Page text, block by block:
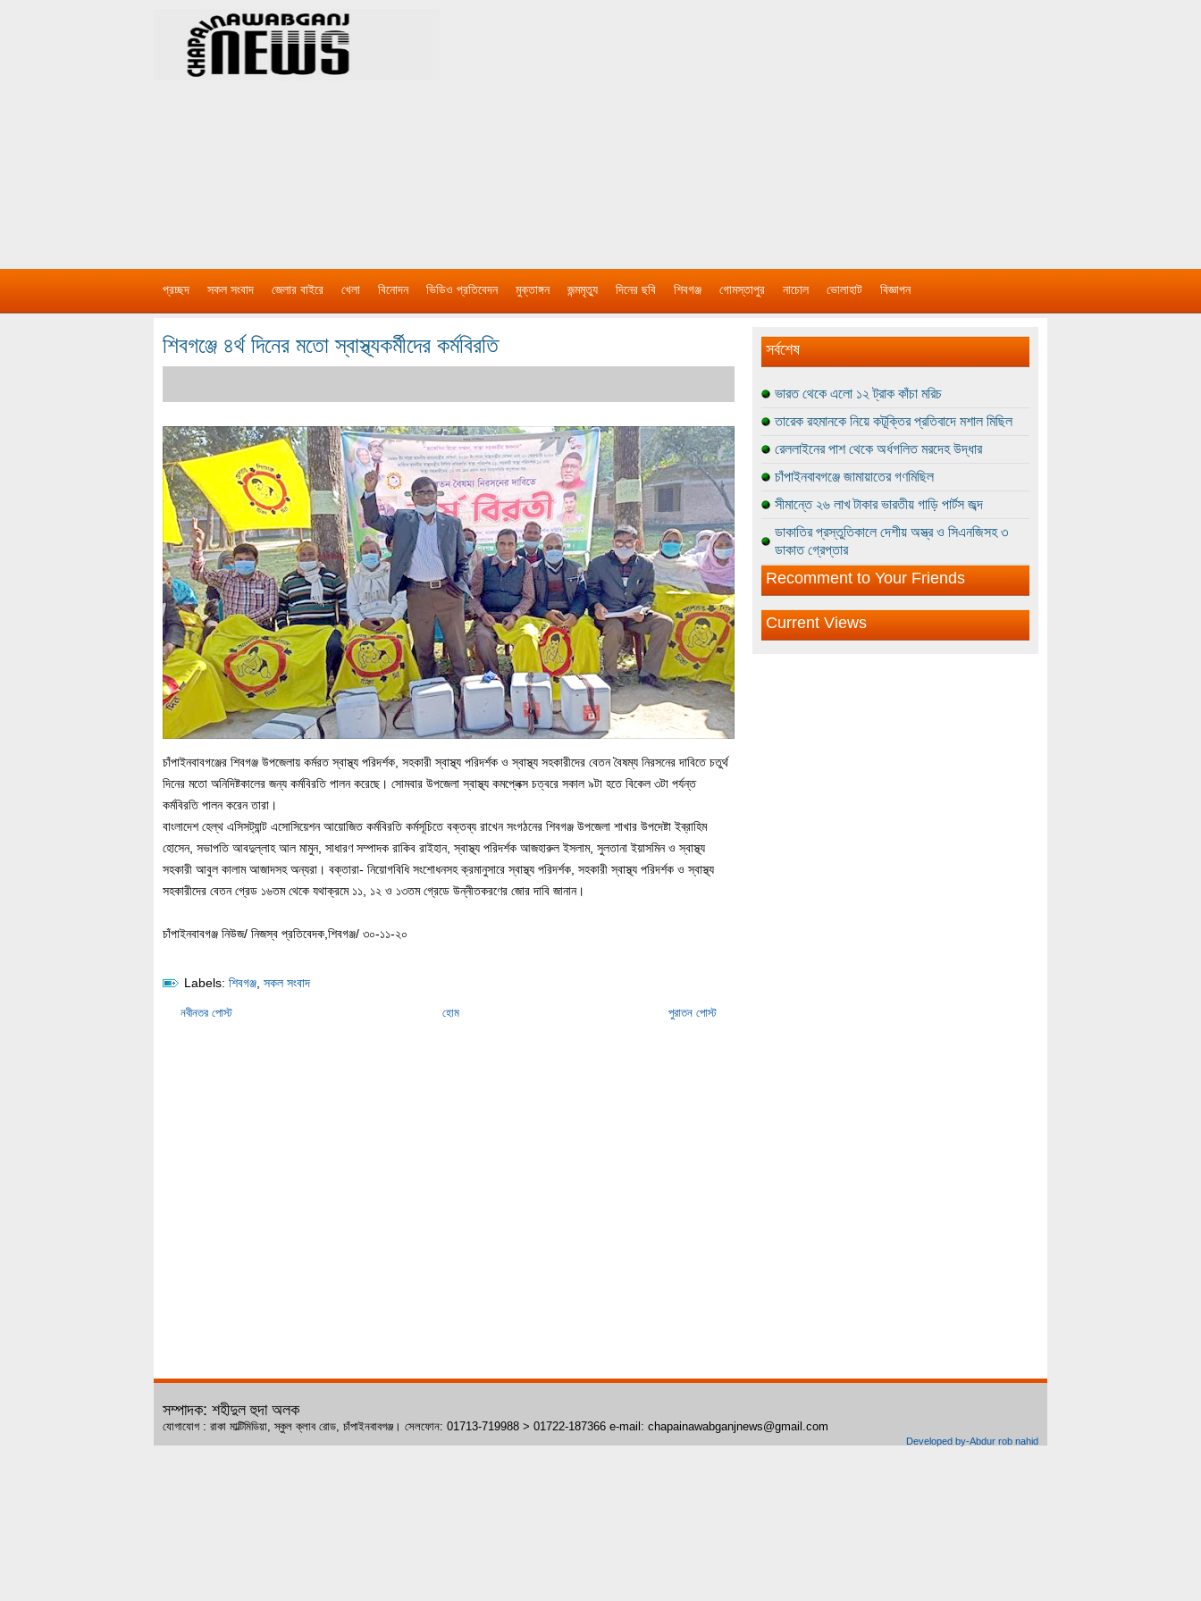
প্রচ্ছদ সকল সংবাদ জেলার বাইরে খেলা বিনোদন ভিডিও প্রতিবেদন মুক্তাঙ্গন জন্মমৃত্যু দিনের ছবি শিবগঞ্জ গোমস্তাপুর নাচোল ভোলাহাট বিজ্ঞাপন
শিবগঞ্জে ৪র্থ দিনের মতো স্বাস্থ্যকর্মীদের কর্মবিরতি
চাঁপাইনবাবগঞ্জের শিবগঞ্জ উপজেলায় কর্মরত স্বাস্থ্য পরিদর্শক, সহকারী স্বাস্থ্য পরিদর্শক ও স্বাস্থ্য সহকারীদের বেতন বৈষম্য নিরসনের দাবিতে চতুর্থ
দিনের মতো অনিদিষ্টকালের জন্য কর্মবিরতি পালন করেছে। সোমবার উপজেলা স্বাস্থ্য কমপ্লেক্স চত্বরে সকাল ৯টা হতে বিকেল ৩টা পর্যন্ত
কর্মবিরতি পালন করেন তারা।
বাংলাদেশ হেল্থ এসিসট্যান্ট এসোসিয়েশন আয়োজিত কর্মবিরতি কর্মসূচিতে বক্তব্য রাখেন সংগঠনের শিবগঞ্জ উপজেলা শাখার উপদেষ্টা ইব্রাহিম
হোসেন, সভাপতি আবদুল্লাহ আল মামুন, সাধারণ সম্পাদক রাকিব রাইহান, স্বাস্থ্য পরিদর্শক আজহারুল ইসলাম, সুলতানা ইয়াসমিন ও স্বাস্থ্য
সহকারী আবুল কালাম আজাদসহ অন্যরা। বক্তারা- নিয়োগবিধি সংশোধনসহ ক্রমানুসারে স্বাস্থ্য পরিদর্শক, সহকারী স্বাস্থ্য পরিদর্শক ও স্বাস্থ্য
সহকারীদের বেতন গ্রেড ১৬তম থেকে যথাক্রমে ১১, ১২ ও ১৩তম গ্রেডে উন্নীতকরণের জোর দাবি জানান।
চাঁপাইনবাবগঞ্জ নিউজ/ নিজস্ব প্রতিবেদক,শিবগঞ্জ/ ৩০-১১-২০
Labels: শিবগঞ্জ সকল সংবাদ
নবীনতর পোস্ট পুরাতন পোস্ট
হোম
সর্বশেষ
ভারত থেকে এলো ১২ ট্রাক কাঁচা মরিচ
তারেক রহমানকে নিয়ে কটূক্তির প্রতিবাদে মশাল মিছিল
রেললাইনের পাশ থেকে অর্ধগলিত মরদেহ উদ্ধার
চাঁপাইনবাবগঞ্জে জামায়াতের গণমিছিল
সীমান্তে ২৬ লাখ টাকার ভারতীয় গাড়ি পার্টস জব্দ
ডাকাতির প্রস্তুতিকালে দেশীয় অস্ত্র ও সিএনজিসহ ৩
ডাকাত গ্রেপ্তার
Recomment to Your Friends
Current Views
সম্পাদক: শহীদুল হুদা অলক
যোগাযোগ : রাকা মাল্টিমিডিয়া, স্কুল ক্লাব রোড, চাঁপাইনবাবগঞ্জ। সেলফোন: 01713-719988 > 01722-187366 e-mail: chapainawabganjnews@gmail.com
Developed by-Abdur rob nahid